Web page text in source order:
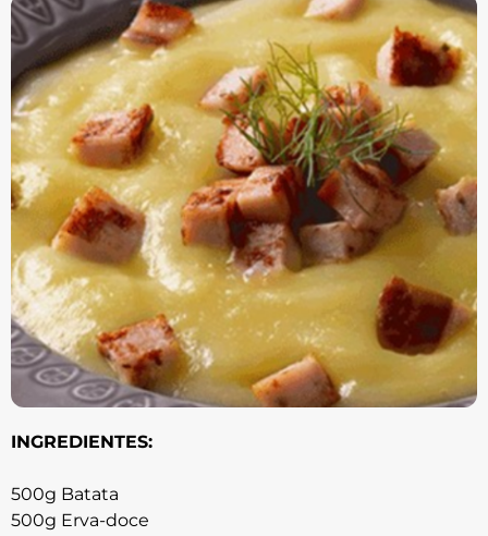
INGREDIENTES:
500g Batata
500g Erva-doce